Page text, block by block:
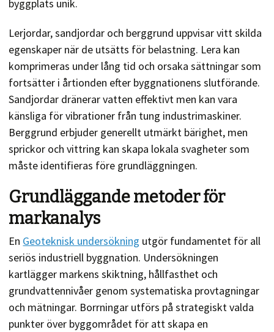
byggplats unik.
Lerjordar, sandjordar och berggrund uppvisar vitt skilda
egenskaper när de utsätts för belastning. Lera kan
komprimeras under lång tid och orsaka sättningar som
fortsätter i årtionden efter byggnationens slutförande.
Sandjordar dränerar vatten effektivt men kan vara
känsliga för vibrationer från tung industrimaskiner.
Berggrund erbjuder generellt utmärkt bärighet, men
sprickor och vittring kan skapa lokala svagheter som
måste identifieras före grundläggningen.
Grundläggande metoder för
markanalys
En Geoteknisk undersökning utgör fundamentet för all
seriös industriell byggnation. Undersökningen
kartlägger markens skiktning, hållfasthet och
grundvattennivåer genom systematiska provtagningar
och mätningar. Borrningar utförs på strategiskt valda
punkter över byggområdet för att skapa en